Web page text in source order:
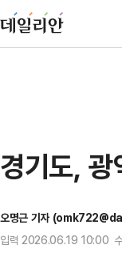
경기도,
오명근 기자
입력 2026.06.19 10:00